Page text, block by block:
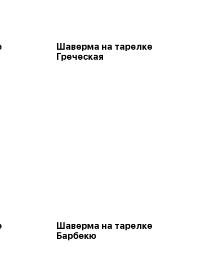
Шаверма на тарелке
Греческая
Шаверма на тарелке
Барбекю